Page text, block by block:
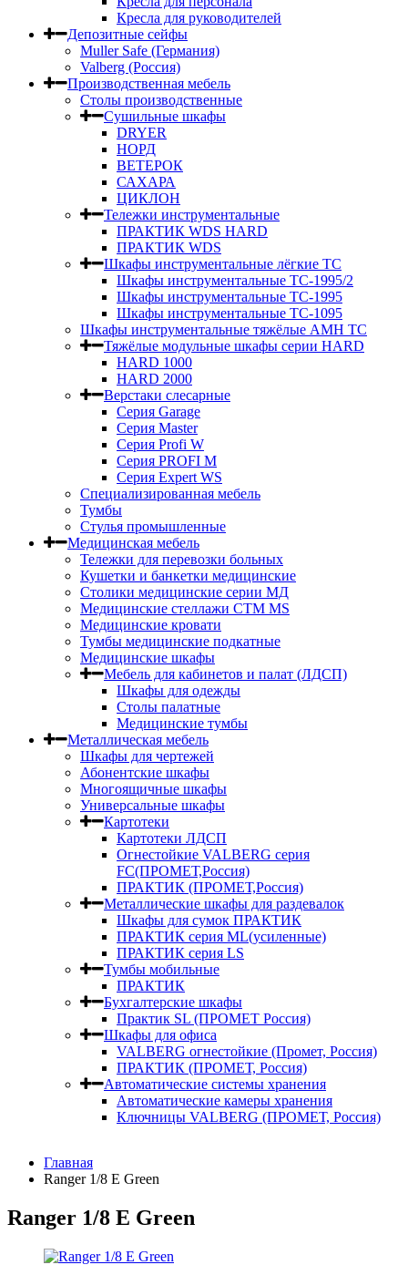
Кресла для руководителей
Депозитные сейфы
Muller Safe (Германия)
Valberg (Россия)
Производственная мебель
Столы производственные
Сушильные шкафы
DRYER
НОРД
ВЕТЕРОК
САХАРА
ЦИКЛОН
Тележки инструментальные
ПРАКТИК WDS HARD
ПРАКТИК WDS
Шкафы инструментальные лёгкие ТС
Шкафы инструментальные ТС-1995/2
Шкафы инструментальные TC-1995
Шкафы инструментальные TC-1095
Шкафы инструментальные тяжёлые AMH TC
Тяжёлые модульные шкафы серии HARD
HARD 1000
HARD 2000
Верстаки слесарные
Серия Garage
Серия Master
Серия Profi W
Серия PROFI M
Серия Expert WS
Специализированная мебель
Тумбы
Стулья промышленные
Медицинская мебель
Тележки для перевозки больных
Кушетки и банкетки медицинские
Столики медицинские серии МД
Медицинские стеллажи СТМ MS
Медицинские кровати
Тумбы медицинские подкатные
Медицинские шкафы
Мебель для кабинетов и палат (ЛДСП)
Шкафы для одежды
Столы палатные
Медицинские тумбы
Металлическая мебель
Шкафы для чертежей
Абонентские шкафы
Многоящичные шкафы
Универсальные шкафы
Картотеки
Картотеки ЛДСП
Огнестойкие VALBERG серия
FC(ПРОМЕТ,Россия)
ПРАКТИК (ПРОМЕТ,Россия)
Металлические шкафы для раздевалок
Шкафы для сумок ПРАКТИК
ПРАКТИК серия ML(усиленные)
ПРАКТИК серия LS
Тумбы мобильные
ПРАКТИК
Бухгалтерские шкафы
Практик SL (ПРОМЕТ Россия)
Шкафы для офиса
VALBERG огнестойкие (Промет, Россия)
ПРАКТИК (ПРОМЕТ, Россия)
Автоматические системы хранения
Автоматические камеры хранения
Ключницы VALBERG (ПРОМЕТ, Россия)
Главная
Ranger 1/8 E Green
Ranger 1/8 E Green